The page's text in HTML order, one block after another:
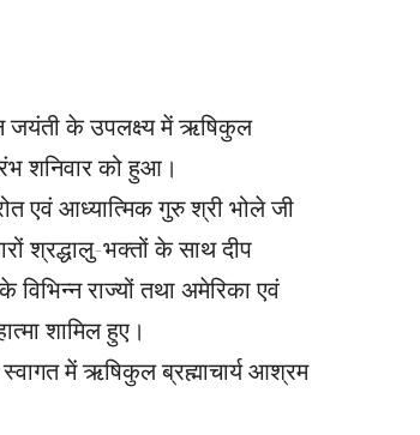
जयंती के उपलक्ष्य में ऋषिकुल
शनिवार को हुआ।
एवं आध्यात्मिक गुरु श्री भोले जी
श्रद्धालु-भक्तों के साथ दीप
राज्यों तथा अमेरिका एवं
शामिल हुए।
में ऋषिकुल ब्रह्माचार्य आश्रम